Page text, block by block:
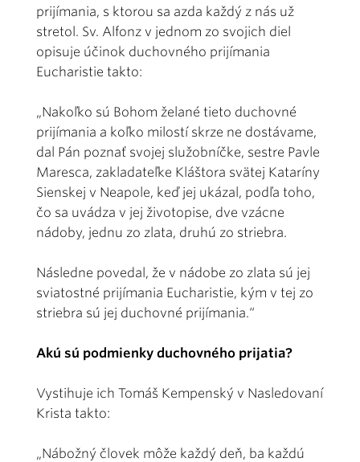
prijímania, s ktorou sa azda každý z nás už
stretol. Sv. Alfonz v jednom zo svojich diel
opisuje účinok duchovného prijímania
Eucharistie takto:
„Nakoľko sú Bohom želané tieto duchovné
prijímania a koľko milostí skrze ne dostávame,
dal Pán poznať svojej služobníčke, sestre Pavle
Maresca, zakladateľke Kláštora svätej Kataríny
Sienskej v Neapole, keď jej ukázal, podľa toho,
čo sa uvádza v jej životopise, dve vzácne
nádoby, jednu zo zlata, druhú zo striebra.
Následne povedal, že v nádobe zo zlata sú jej
sviatostné prijímania Eucharistie, kým v tej zo
striebra sú jej duchovné prijímania.“
Akú sú podmienky duchovného prijatia?
Vystihuje ich Tomáš Kempenský v Nasledovaní
Krista takto:
„Nábožný človek môže každý deň, ba každú